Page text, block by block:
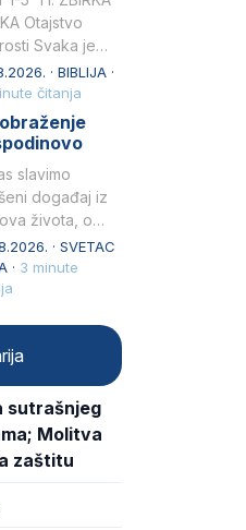
Otajstvo
Svaka je
od Gospoda
je dovijeka.2
· BIBLIJA ·
čitanja
slavimo
događaj iz
života, o
nas izvješćuju
Matej,
i Luka te sveti
· SVETAC
· 3 minute
sutrašnjeg
Molitva
zaštitu